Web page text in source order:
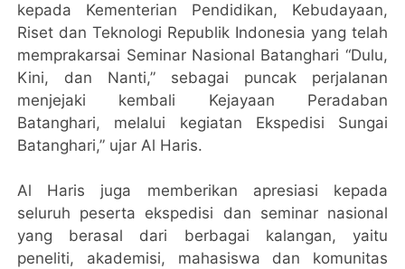
kepada Kementerian Pendidikan, Kebudayaan,
Riset dan Teknologi Republik Indonesia yang telah
memprakarsai Seminar Nasional Batanghari “Dulu,
Kini, dan Nanti,” sebagai puncak perjalanan
menjejaki kembali Kejayaan Peradaban
Batanghari, melalui kegiatan Ekspedisi Sungai
Batanghari,” ujar Al Haris.
Al Haris juga memberikan apresiasi kepada
seluruh peserta ekspedisi dan seminar nasional
yang berasal dari berbagai kalangan, yaitu
peneliti, akademisi, mahasiswa dan komunitas